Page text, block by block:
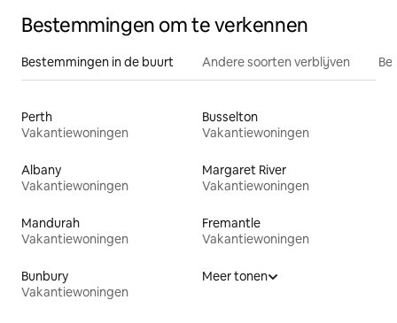
Bestemmingen om te verkennen
Bestemmingen in de buurt Andere soorten verblijven
Perth
Vakantiewoningen
Busselton
Vakantiewoningen
Albany
Vakantiewoningen
Margaret River
Vakantiewoningen
Mandurah
Vakantiewoningen
Fremantle
Vakantiewoningen
Bunbury
Vakantiewoningen
Meer tonen